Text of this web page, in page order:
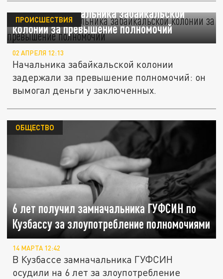
Задержали начальника забайкальской
колонии за превышение полномочий
ПРОИСШЕСТВИЯ
02 АПРЕЛЯ 12:13
Начальника забайкальской колонии
задержали за превышение полномочий: он
вымогал деньги у заключенных.
6 лет получил замначальника ГУФСИН по
Кузбассу за злоупотребление полномочиями
ОБЩЕСТВО
14 МАРТА 12:42
В Кузбассе замначальника ГУФСИН
осудили на 6 лет за злоупотребление